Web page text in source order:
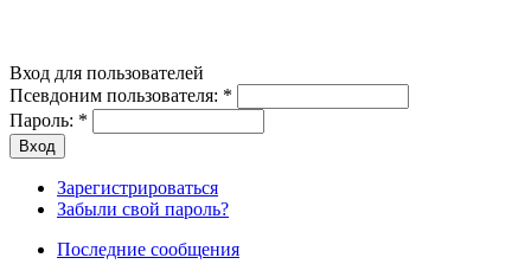
Вход для пользователей
Псевдоним пользователя: *
Пароль: *
Зарегистрироваться
Забыли свой пароль?
Последние сообщения